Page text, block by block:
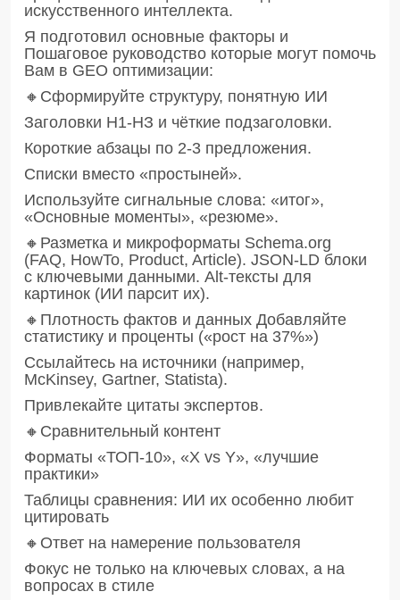
искусственного интеллекта.
Я подготовил основные факторы и
Пошаговое руководство которые могут помочь
Вам в GEO оптимизации:
🔸Сформируйте структуру, понятную ИИ
Заголовки H1-НЗ и чёткие подзаголовки.
Короткие абзацы по 2-3 предложения.
Списки вместо «простыней».
Используйте сигнальные слова: «итог»,
«Основные моменты», «резюме».
🔸Разметка и микроформаты Schema.org
(FAQ, HowTo, Product, Article). JSON-LD блоки
с ключевыми данными. Alt-тексты для
картинок (ИИ парсит их).
🔸Плотность фактов и данных Добавляйте
статистику и проценты («рост на 37%»)
Ссылайтесь на источники (например,
McKinsey, Gartner, Statista).
Привлекайте цитаты экспертов.
🔸Сравнительный контент
Форматы «ТОП-10», «Х vs Y», «лучшие
практики»
Таблицы сравнения: ИИ их особенно любит
цитировать
🔸Ответ на намерение пользователя
Фокус не только на ключевых словах, а на
вопросах в стиле